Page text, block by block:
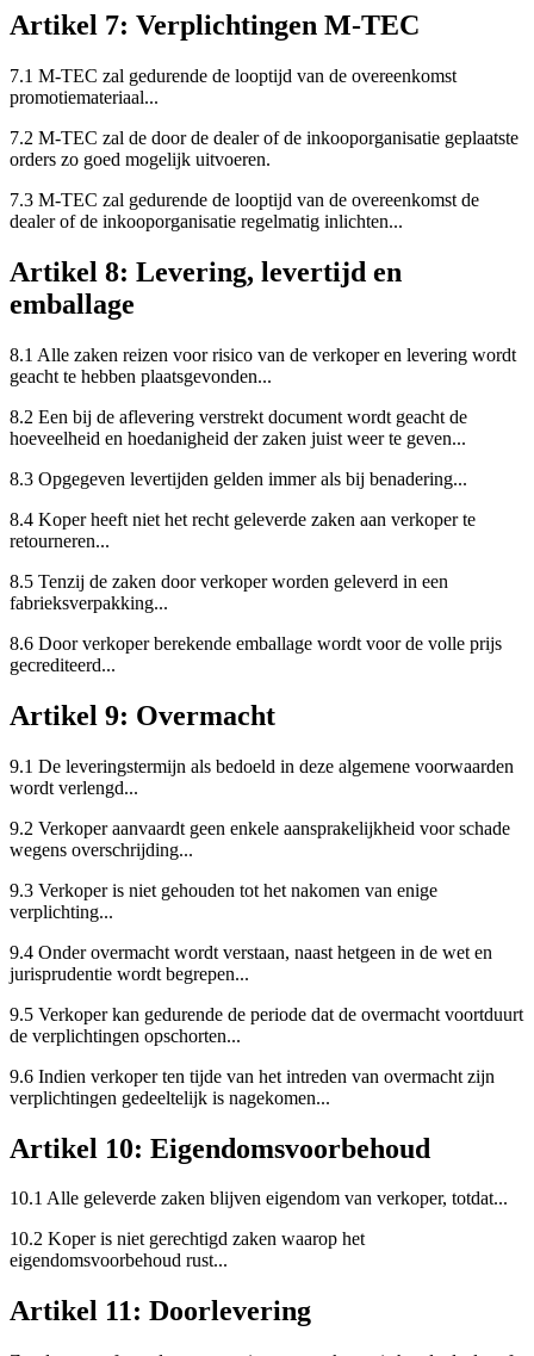
Artikel 7: Verplichtingen M-TEC
7.1 M-TEC zal gedurende de looptijd van de overeenkomst
promotiemateriaal...
7.2 M-TEC zal de door de dealer of de inkooporganisatie geplaatste
orders zo goed mogelijk uitvoeren.
7.3 M-TEC zal gedurende de looptijd van de overeenkomst de
dealer of de inkooporganisatie regelmatig inlichten...
Artikel 8: Levering, levertijd en
emballage
8.1 Alle zaken reizen voor risico van de verkoper en levering wordt
geacht te hebben plaatsgevonden...
8.2 Een bij de aflevering verstrekt document wordt geacht de
hoeveelheid en hoedanigheid der zaken juist weer te geven...
8.3 Opgegeven levertijden gelden immer als bij benadering...
8.4 Koper heeft niet het recht geleverde zaken aan verkoper te
retourneren...
8.5 Tenzij de zaken door verkoper worden geleverd in een
fabrieksverpakking...
8.6 Door verkoper berekende emballage wordt voor de volle prijs
gecrediteerd...
Artikel 9: Overmacht
9.1 De leveringstermijn als bedoeld in deze algemene voorwaarden
wordt verlengd...
9.2 Verkoper aanvaardt geen enkele aansprakelijkheid voor schade
wegens overschrijding...
9.3 Verkoper is niet gehouden tot het nakomen van enige
verplichting...
9.4 Onder overmacht wordt verstaan, naast hetgeen in de wet en
jurisprudentie wordt begrepen...
9.5 Verkoper kan gedurende de periode dat de overmacht voortduurt
de verplichtingen opschorten...
9.6 Indien verkoper ten tijde van het intreden van overmacht zijn
verplichtingen gedeeltelijk is nagekomen...
Artikel 10: Eigendomsvoorbehoud
10.1 Alle geleverde zaken blijven eigendom van verkoper, totdat...
10.2 Koper is niet gerechtigd zaken waarop het
eigendomsvoorbehoud rust...
Artikel 11: Doorlevering